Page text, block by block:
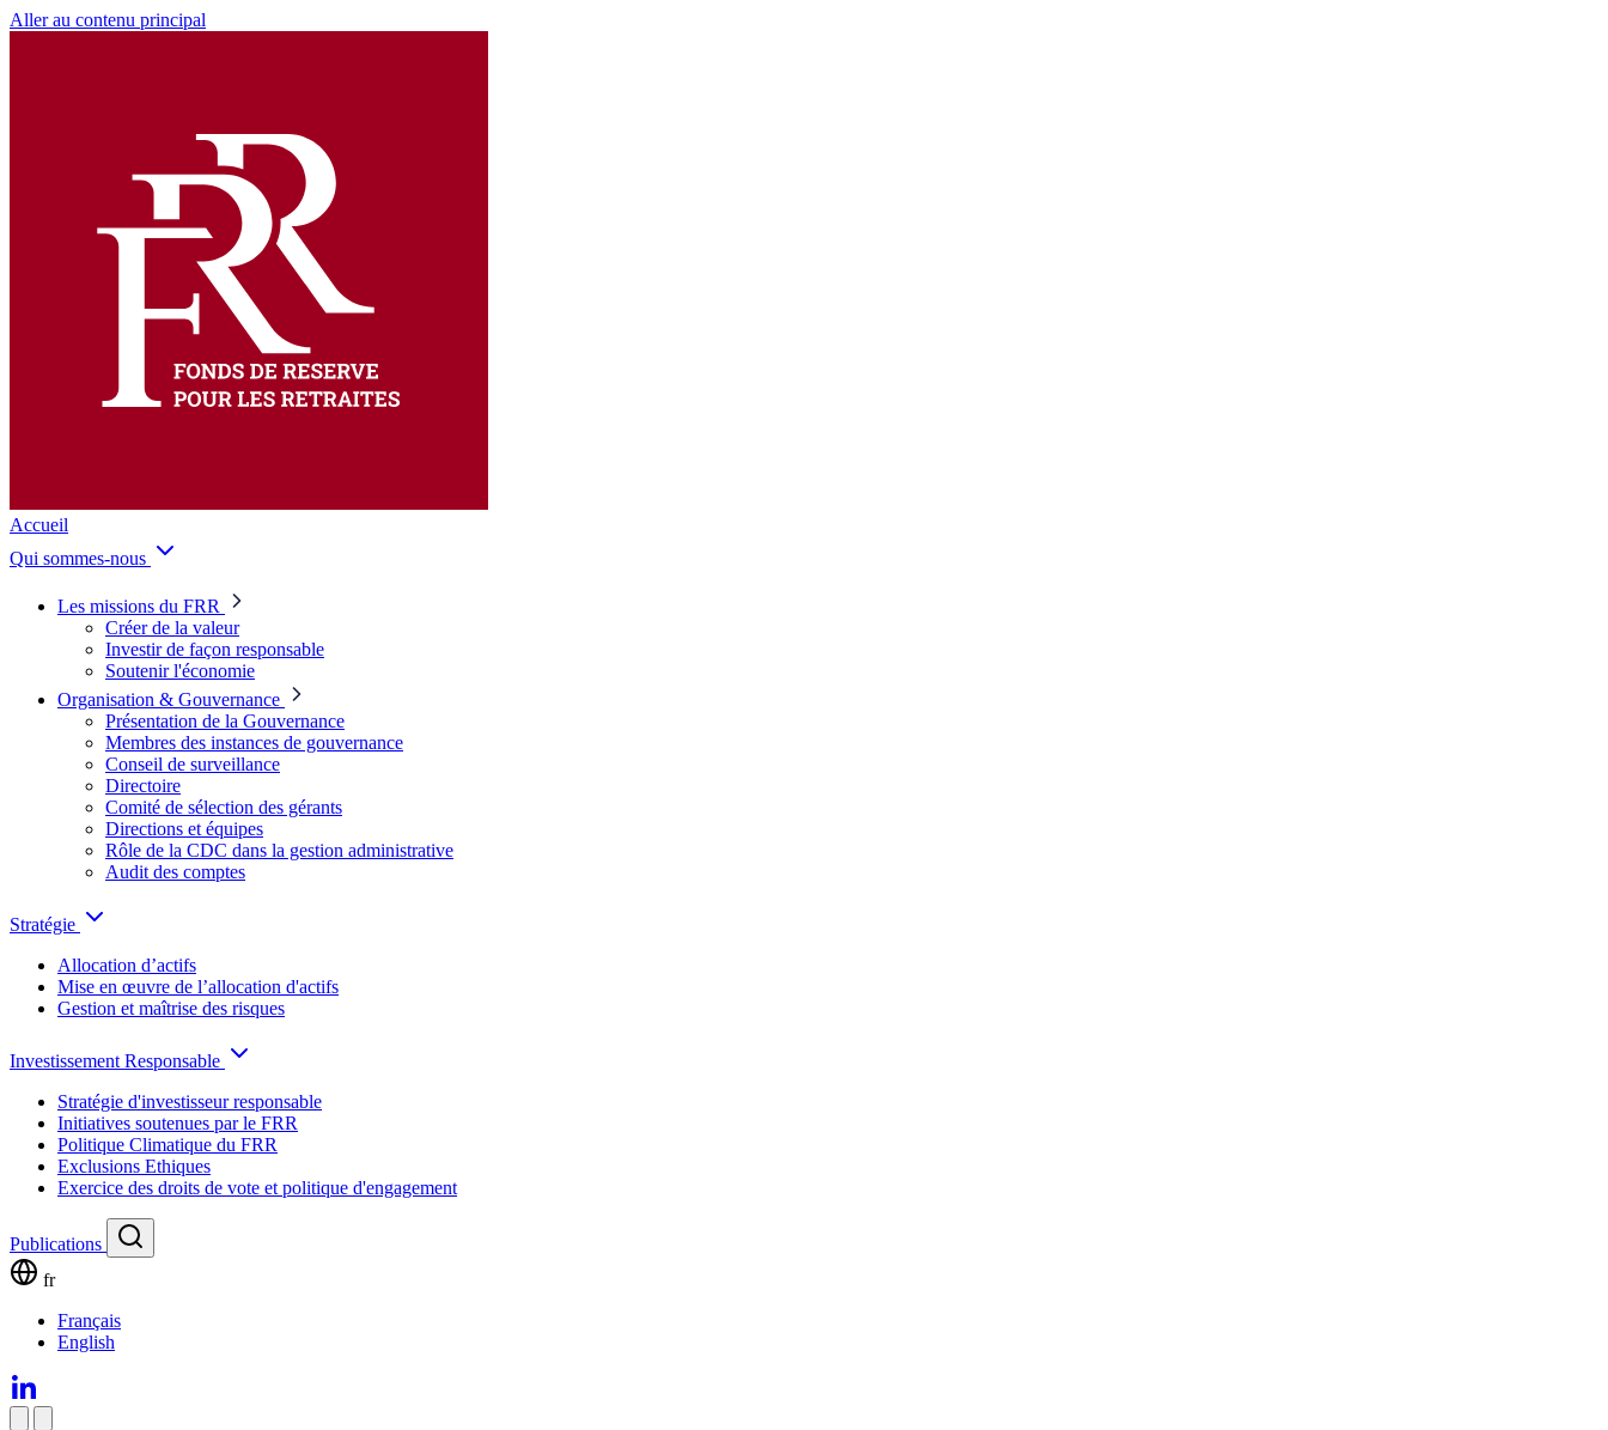
Aller au contenu principal
Accueil
Qui sommes-nous
Les missions du FRR
Créer de la valeur
Investir de façon responsable
Soutenir l'économie
Organisation & Gouvernance
Présentation de la Gouvernance
Membres des instances de gouvernance
Conseil de surveillance
Directoire
Comité de sélection des gérants
Directions et équipes
Rôle de la CDC dans la gestion administrative
Audit des comptes
Stratégie
Allocation d’actifs
Mise en œuvre de l’allocation d'actifs
Gestion et maîtrise des risques
Investissement Responsable
Stratégie d'investisseur responsable
Initiatives soutenues par le FRR
Politique Climatique du FRR
Exclusions Ethiques
Exercice des droits de vote et politique d'engagement
Publications
fr
Français
English